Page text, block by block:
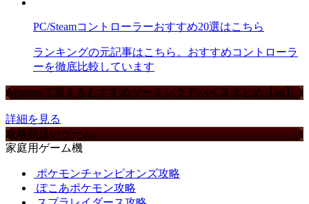
PC/Steamコントローラーおすすめ20選はこちら
ランキングの元記事はこちら。おすすめコントローラ
ーを徹底比較しています
Amazonで買えるおすすめゲーミングデバイスまとめ【ad】
詳細を見る
攻略取扱いゲーム
家庭用ゲーム機
ポケモンチャンピオンズ攻略
ぽこあポケモン攻略